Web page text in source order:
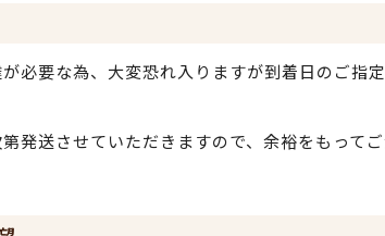
必要な為、大変恐れ入りますが到着日のご指
発送させていただきますので、余裕をもって